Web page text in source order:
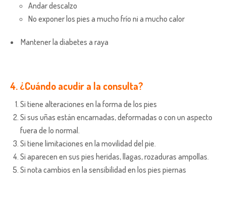
Andar descalzo
No exponer los pies a mucho frío ni a mucho calor
Mantener la diabetes a raya
4. ¿Cuándo acudir a la consulta?
Si tiene alteraciones en la forma de los pies
Si sus uñas están encarnadas, deformadas o con un aspecto
fuera de lo normal.
Si tiene limitaciones en la movilidad del pie.
Si aparecen en sus pies heridas, llagas, rozaduras ampollas.
Si nota cambios en la sensibilidad en los pies piernas